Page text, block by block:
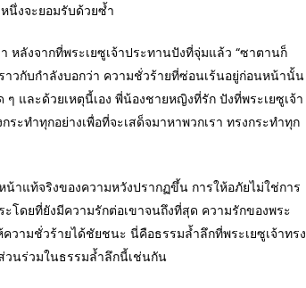
นึ่งจะยอมรับด้วยซ้ำ
งจากที่พระเยซูเจ้าประทานปังที่จุ่มแล้ว “ซาตานก็
าวกับกำลังบอกว่า ความชั่วร้ายที่ซ่อนเร้นอยู่ก่อนหน้านั้น
และด้วยเหตุนี้เอง พี่น้องชายหญิงที่รัก ปังที่พระเยซูเจ้า
ระทำทุกอย่างเพื่อที่จะเสด็จมาหาพวกเรา ทรงกระทำทุก
ท้จริงของความหวังปรากฏขึ้น การให้อภัยไม่ใช่การ
โดยที่ยังมีความรักต่อเขาจนถึงที่สุด ความรักของพระ
ความชั่วร้ายได้ชัยชนะ นี่คือธรรมล้ำลึกที่พระเยซูเจ้าทรง
ส่วนร่วมในธรรมล้ำลึกนี้เช่นกัน